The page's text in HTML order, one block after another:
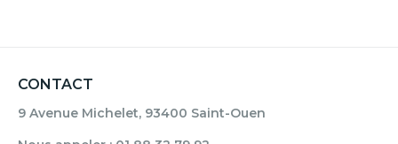
CONTACT
9 Avenue Michelet, 93400 Saint-Ouen